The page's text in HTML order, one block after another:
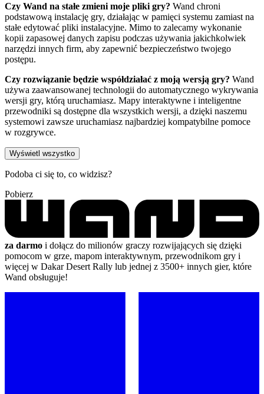
Czy Wand na stałe zmieni moje pliki gry? Wand chroni
podstawową instalację gry, działając w pamięci systemu zamiast na
stałe edytować pliki instalacyjne. Mimo to zalecamy wykonanie
kopii zapasowej danych zapisu podczas używania jakichkolwiek
narzędzi innych firm, aby zapewnić bezpieczeństwo twojego
postępu.
Czy rozwiązanie będzie współdziałać z moją wersją gry? Wand
używa zaawansowanej technologii do automatycznego wykrywania
wersji gry, którą uruchamiasz. Mapy interaktywne i inteligentne
przewodniki są dostępne dla wszystkich wersji, a dzięki naszemu
systemowi zawsze uruchamiasz najbardziej kompatybilne pomoce
w rozgrywce.
Wyświetl wszystko
Podoba ci się to, co widzisz?
Pobierz
za darmo i dołącz do milionów graczy rozwijających się dzięki
pomocom w grze, mapom interaktywnym, przewodnikom gry i
więcej w Dakar Desert Rally lub jednej z 3500+ innych gier, które
Wand obsługuje!